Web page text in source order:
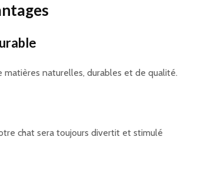
naturelles, durables et de qualité.
chat sera toujours divertit et stimulé